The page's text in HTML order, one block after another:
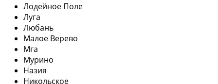
Лодейное Поле
Луга
Любань
Малое Верево
Мга
Мурино
Назия
Никольское